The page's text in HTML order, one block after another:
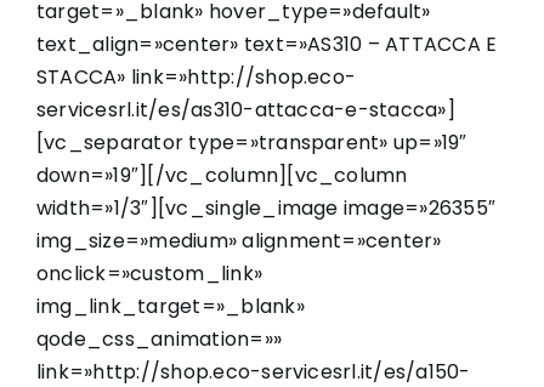
target=»_blank» hover_type=»default»
text_align=»center» text=»AS310 – ATTACCA E
STACCA» link=»http://shop.eco-
servicesrl.it/es/as310-attacca-e-stacca»]
[vc_separator type=»transparent» up=»19″
down=»19″][/vc_column][vc_column
width=»1/3″][vc_single_image image=»26355″
img_size=»medium» alignment=»center»
onclick=»custom_link»
img_link_target=»_blank»
qode_css_animation=»»
link=»http://shop.eco-servicesrl.it/es/a150-